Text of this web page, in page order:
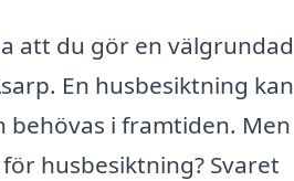
att du gör en välgrundad
En husbesiktning kan
behövas i framtiden. Men
husbesiktning? Svaret